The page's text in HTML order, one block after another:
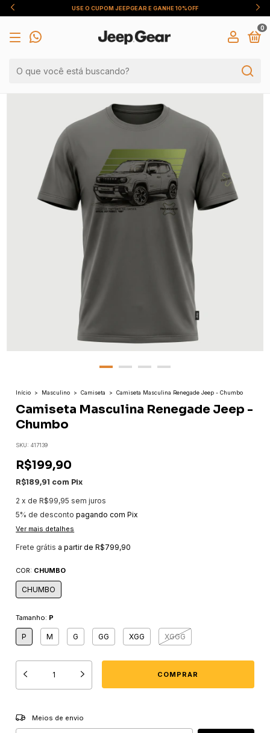
USE O CUPOM JEEPGEAR E GANHE 10%OFF
0
Início > Masculino > Camiseta > Camiseta Masculina Renegade Jeep - Chumbo
Camiseta Masculina Renegade Jeep -
Chumbo
SKU:417139
R$199,90
R$189,91 com Pix
2 x deR$99,95 sem juros
5% de desconto pagando com Pix
Ver mais detalhes
Frete grátis a partir deR$799,90
COR: CHUMBO
CHUMBO
Tamanho: P
P M G GG XGG XGGG
Entregas para o CEP:
Meios de envio